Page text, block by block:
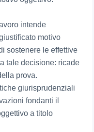
intende
motivo
sostenere le effettive
tale decisione: ricade
prova.
giurisprudenziali
fondanti il
a titolo